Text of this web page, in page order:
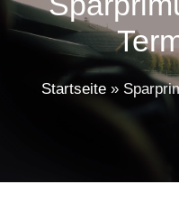
Startseite»